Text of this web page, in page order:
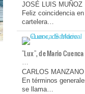
JOSÉ LUIS MUÑOZ
Feliz coincidencia en
cartelera…
"Lux", de Mario Cuenca
…
CARLOS MANZANO
En términos
se llama…